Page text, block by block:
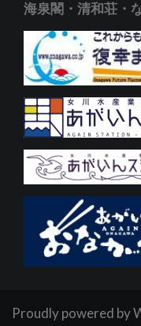
海泉閣・清和荘・
Proudly powered by